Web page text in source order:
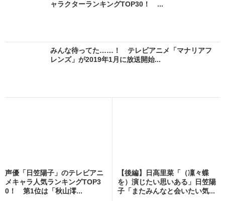
ャラクターランキングTOP30！ ...
みんな待ってた……！ テレビアニメ「マナリアフ
レンズ」が2019年1月に放送開始...
声優「日笠陽子」のテレビアニ
メキャラ人気ランキングTOP3
0！ 第1位は「秋山澪...
【後編】日高里菜「（凜々蝶
を）演じたい思いある」日笠陽
子「またみんなと会いたい気...